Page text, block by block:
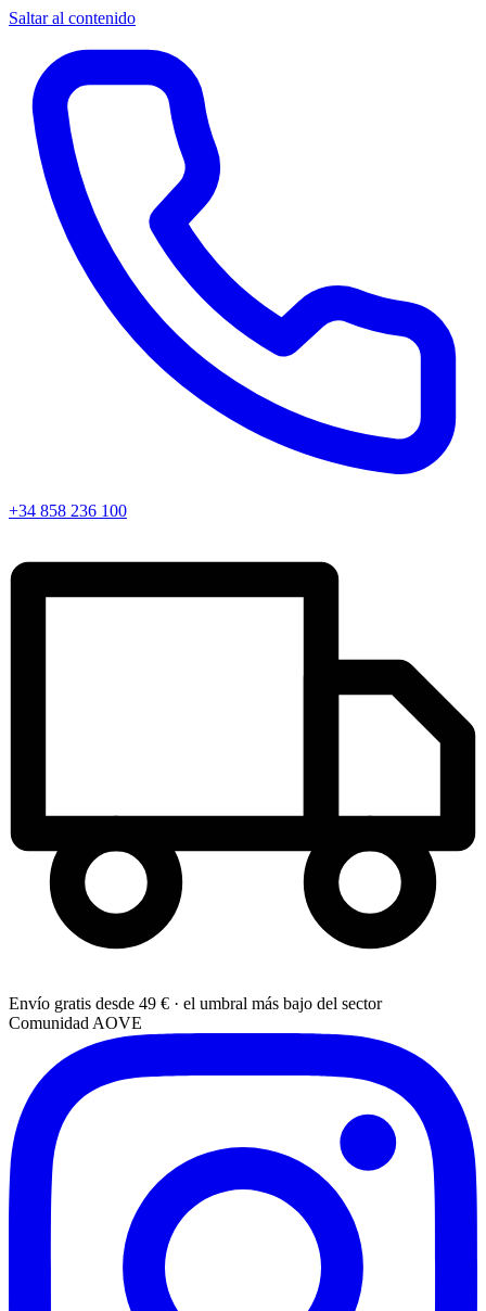
Saltar al contenido
+34 858 236 100
Envío gratis desde 49 € · el umbral más bajo del sector
Comunidad AOVE